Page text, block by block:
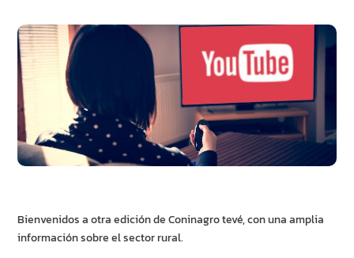
Bienvenidos a otra edición de Coninagro tevé, con una amplia
información sobre el sector rural.